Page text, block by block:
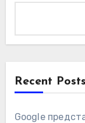
Recent Posts
Google